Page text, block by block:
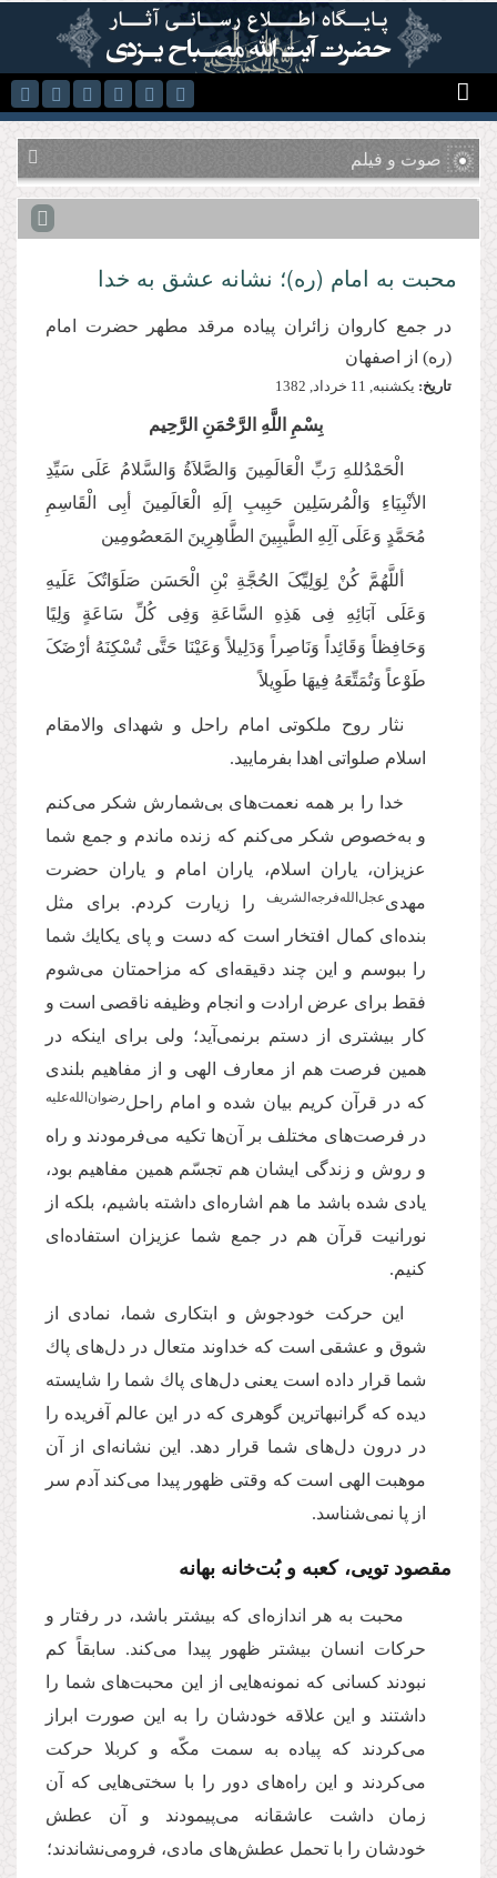
رفتن به محتوای اصلی
صوت و فیلم
محبت به امام (ره)؛ نشانه عشق به خدا
در جمع كاروان زائران پیاده مرقد مطهر حضرت امام
(ره) از اصفهان
تاریخ: يكشنبه, 11 خرداد, 1382
بِسْمِ اللَّهِ الرَّحْمَنِ الرَّحِیم
الْحَمْدُللهِ رَبِّ الْعَالَمِینَ وَالصَّلاَةُ وَالسَّلامُ عَلَی سَیِّدِ
الأنْبِیَاءِ وَالْمُرسَلِین حَبِیبِ إلَهِ الْعَالَمِینَ أبِی الْقَاسِمِ
مُحَمَّدٍ وَعَلَی آلِهِ الطَّیبِینَ الطَّاهِرِینَ المَعصُومِین
أللَّهُمَّ کُنْ لِوَلِیِّکَ الحُجَّةِ بْنِ الْحَسَن صَلَوَاتُکَ عَلَیهِ
وَعَلَی آبَائِهِ فِی هَذِهِ السَّاعَةِ وَفِی کُلِّ سَاعَةٍ‌ وَلِیًا
وَحَافِظاً وَقَائِداً وَنَاصِراً وَدَلِیلاً وَعَیْنَا حَتَّی تُسْکِنَهُ أرْضَکَ
طَوْعاً وَتُمَتِّعَهُ فِیهَا طَوِیلاً
نثار روح ملکوتی امام راحل و شهدای والامقام
اسلام صلواتی اهدا بفرمایید.
خدا را بر همه نعمت‌های بى‌‌شمارش شكر مى‌‌كنم
و به‌خصوص شكر مى‌‌كنم كه زنده ماندم و جمع شما
عزیزان، یاران اسلام، یاران امام و یاران حضرت
مهدى‌عجل‌‌الله‌‌فرجه‌‌الشریفرا زیارت كردم. براى مثل
بنده‌ای كمال افتخار است كه دست و پاى یكایك شما
را ببوسم و این چند دقیقه‌ای كه مزاحمتان مى‌‌شوم
فقط براى عرض ارادت و انجام وظیفه ناقصى است و
كار بیشترى از دستم برنمی‌آید؛ ولى براى اینكه در
همین فرصت هم از معارف الهى و از مفاهیم بلندى
كه در قرآن كریم بیان شده و امام راحل‌رضوان‌‌الله‌‌علیه
در فرصت‌های مختلف بر آن‌ها تكیه مى‌‌فرمودند و راه
و روش و زندگى ایشان هم تجسّم همین مفاهیم بود،
یادى شده باشد ما هم اشاره‌‌اى داشته باشیم، بلكه از
نورانیت قرآن هم در جمع شما عزیزان استفاده‌‌اى
كنیم.
این حركت خودجوش و ابتكارى شما، نمادى از
شوق و عشقى است كه خداوند متعال در دل‌های پاك
شما قرار داده است یعنى دل‌های پاك شما را شایسته
دیده كه گرانبهاترین گوهرى كه در این عالم آفریده را
در درون دل‌های شما قرار دهد. این نشانه‌‌اى از آن
موهبت الهى است كه وقتى ظهور پیدا مى‌‌كند آدم سر
از پا نمى‌‌شناسد.
مقصود تویی، کعبه و بُت‌خانه بهانه
محبت به هر اندازه‌‌اى كه بیشتر باشد، در رفتار و
حركات انسان بیشتر ظهور پیدا مى‌‌كند. سابقاً كم
نبودند كسانى كه نمونه‌‌هایى از این محبت‌های شما را
داشتند و این علاقه خودشان را به این صورت ابراز
می‌کردند كه پیاده به سمت مکّه و كربلا حركت
مى‌‌كردند و این راه‌های دور را با سختى‌‌هایى كه آن
زمان داشت عاشقانه مى‌‌پیمودند و آن عطش
خودشان را با تحمل عطش‌‌هاى مادى، فرومی‌نشاندند؛